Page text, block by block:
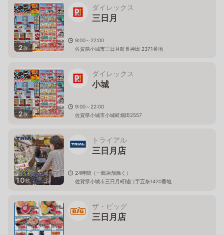
2枚
ダイレックス
三日月
9:00～22:00
佐賀県小城市三日月町長神田 2371番地
2枚
ダイレックス
小城
9:00～22:00
佐賀県小城市小城町畑田2557
10枚
トライアル
三日月店
24時間（一部店舗除く）
佐賀県小城市三日月町樋口字五条1420番地
ザ・ビッグ
三日月店